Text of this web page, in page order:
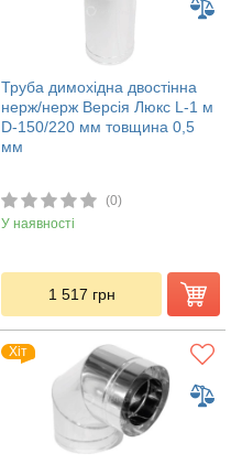
Труба димохідна двостінна
нерж/нерж Версія Люкс L-1 м
D-150/220 мм товщина 0,5
мм
(0)
У наявності
1 517 грн
Хіт